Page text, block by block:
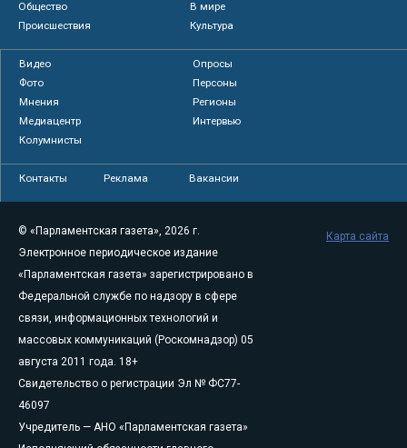
Общество
В мире
Происшествия
Культура
Видео
Опросы
Фото
Персоны
Мнения
Регионы
Медиацентр
Интервью
Колумнисты
Контакты Реклама Вакансии
© «Парламентская газета», 2026 г.
Электронное периодическое издание
«Парламентская газета» зарегистрировано в
Федеральной службе по надзору в сфере
связи, информационных технологий и
массовых коммуникаций (Роскомнадзор) 05
августа 2011 года. 18+
Свидетельство о регистрации Эл № ФС77-
46097
Учредитель — АНО «Парламентская газета»
Карта сайта